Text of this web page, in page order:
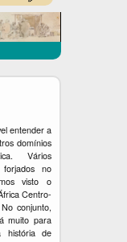
entender a
domínios
Vários
no
visto o
Centro-
conjunto,
muito para
história de